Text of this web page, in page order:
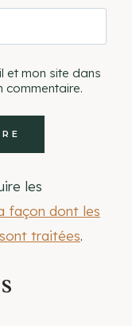
et mon site dans
commentaire.
les
façon dont les
traitées.